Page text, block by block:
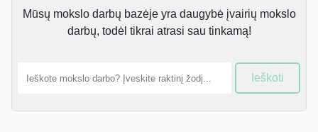
Mūsų mokslo darbų bazėje yra daugybė įvairių mokslo
darbų, todėl tikrai atrasi sau tinkamą!
Ieškoti